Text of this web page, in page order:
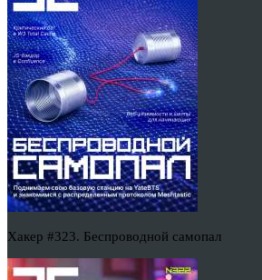
Хакер #323. Беспроводной самопал